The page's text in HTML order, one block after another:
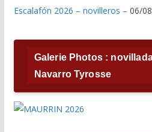
Escalafón 2026 – novilleros – 06/
Galerie Photos :
Navarro Tyrosse